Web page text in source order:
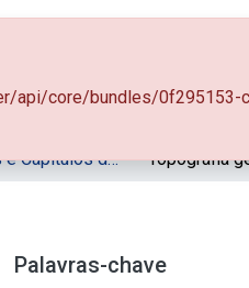
08.1 - Livros e Capítulos de Livros (EDUFRPE) Topografia
Palavras-chave
api/core/bundles/